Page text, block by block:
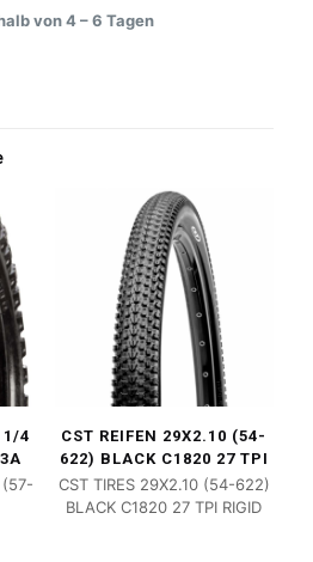
von 4 – 6 Tagen
1/4
(57-
CST REIFEN 29X2.10 (54-
622) BLACK C1820 27 TPI
CST TIRES 29X2.10 (54-622)
BLACK C1820 27 TPI RIGID